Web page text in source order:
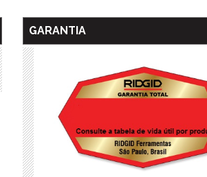
GARANTIA